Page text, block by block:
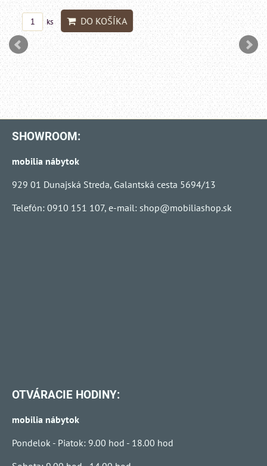
ks DO
SHOWROOM:
mobilia nábytok
929 01 Dunajská Streda, Galantská cesta 5694/13
Telefón: 0910 151 107, e-mail: shop@mobiliashop.sk
OTVÁRACIE HODINY:
mobilia nábytok
Pondelok - Piatok: 9.00 hod - 18.00 hod